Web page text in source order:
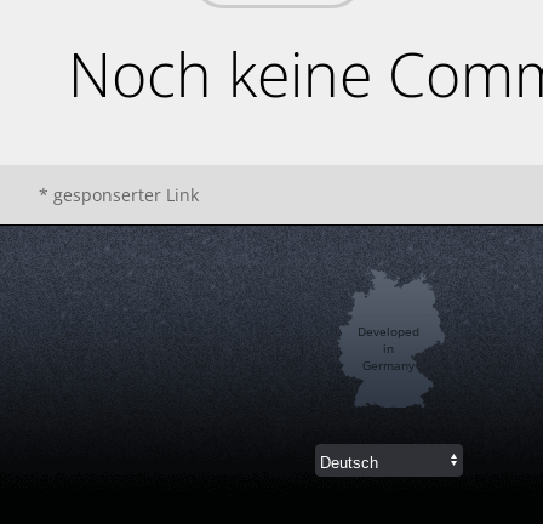
Noch keine
* gesponserter Link
Developed
in
Germany